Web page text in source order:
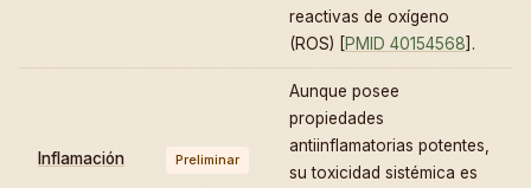
reactivas de oxígeno
(ROS) [PMID 40154568].
Inflamación Preliminar
Aunque posee
propiedades
antiinflamatorias potentes,
su toxicidad sistémica es